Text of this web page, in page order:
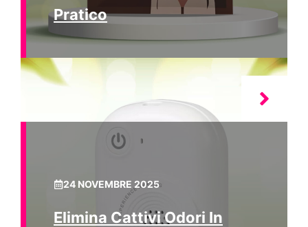
Pratico
24 NOVEMBRE 2025
Elimina Cattivi Odori In